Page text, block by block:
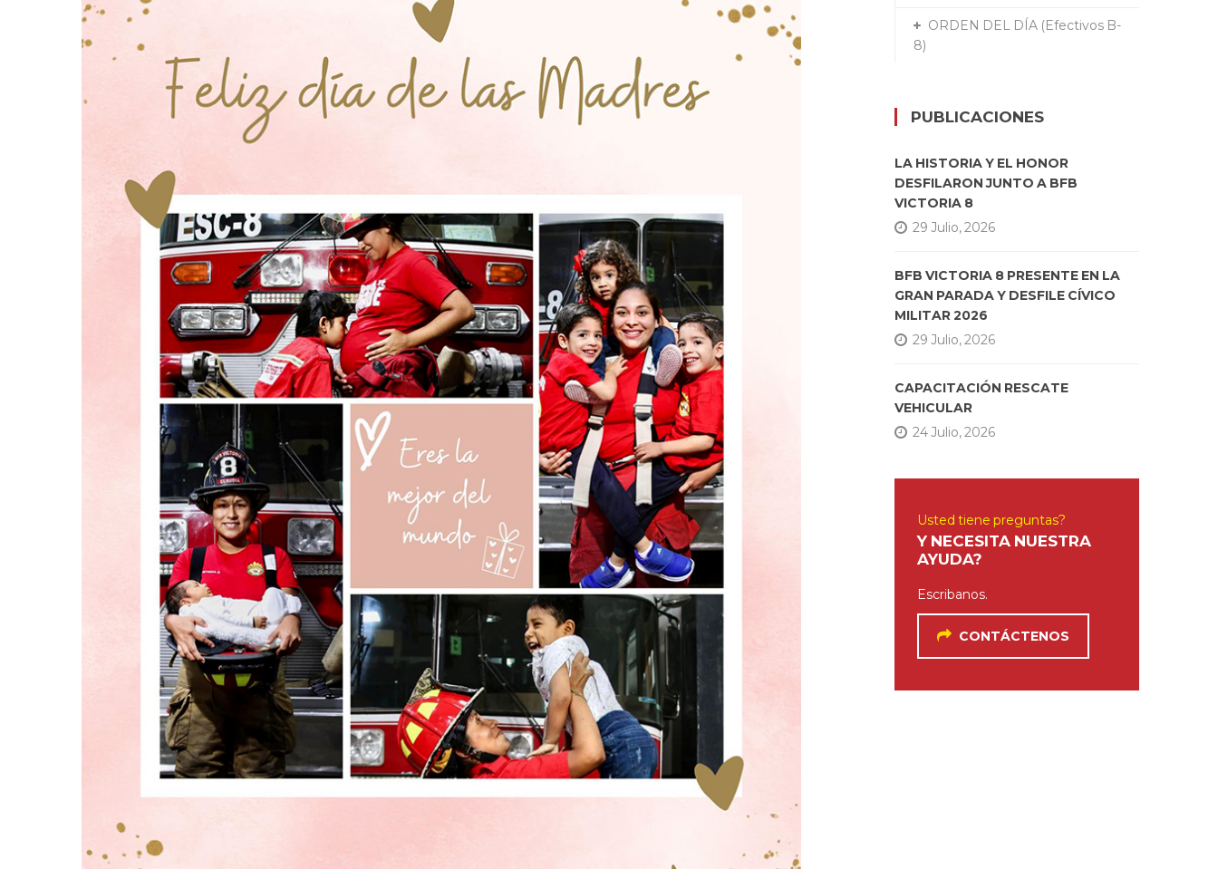
ORDEN DEL DÍA (Efectivos B-
8)
PUBLICACIONES
LA HISTORIA Y EL HONOR
DESFILARON JUNTO A BFB
VICTORIA 8
29 Julio, 2026
BFB VICTORIA 8 PRESENTE EN LA
GRAN PARADA Y DESFILE CÍVICO
MILITAR 2026
29 Julio, 2026
CAPACITACIÓN RESCATE
VEHICULAR
24 Julio, 2026
Usted tiene preguntas?
Y NECESITA NUESTRA
AYUDA?
Escribanos.
CONTÁCTENOS